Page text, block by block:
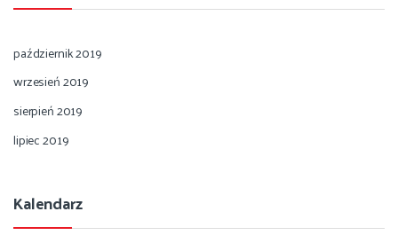
październik 2019
wrzesień 2019
sierpień 2019
lipiec 2019
Kalendarz